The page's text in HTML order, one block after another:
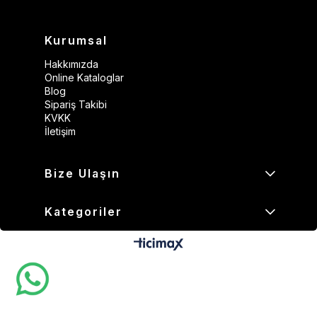
Kurumsal
Hakkımızda
Online Kataloglar
Blog
Sipariş Takibi
KVKK
İletişim
Bize Ulaşın
Kategoriler